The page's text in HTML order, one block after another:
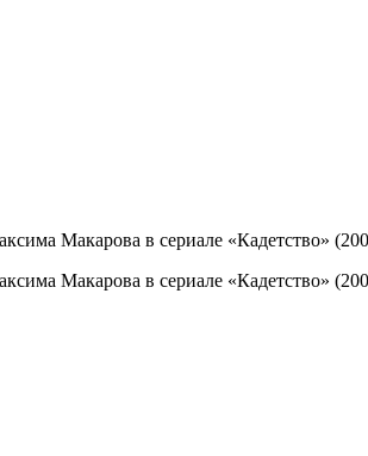
Макарова в сериале «Кадетство»
Макарова в сериале «Кадетство»